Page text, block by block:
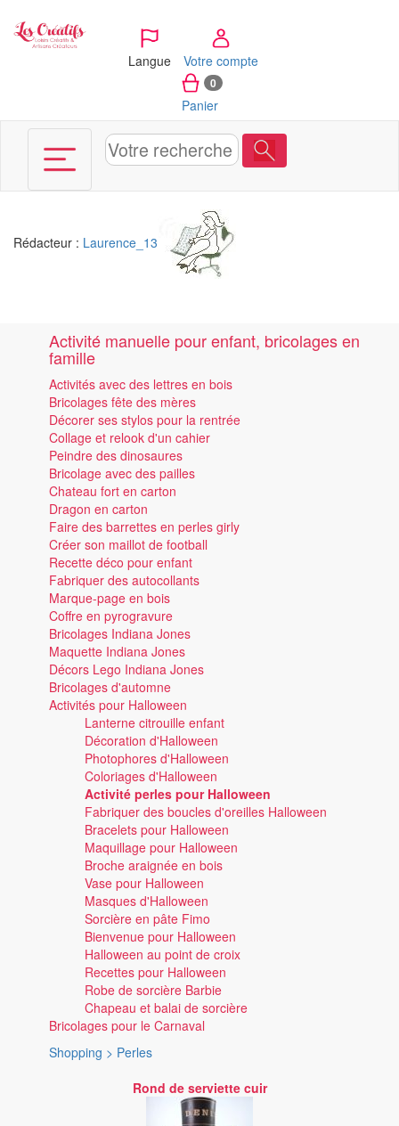
Langue Votre compte
0
Panier
Rédacteur : Laurence_13
Activité manuelle pour enfant, bricolages en
famille
Activités avec des lettres en bois
Bricolages fête des mères
Décorer ses stylos pour la rentrée
Collage et relook d'un cahier
Peindre des dinosaures
Bricolage avec des pailles
Chateau fort en carton
Dragon en carton
Faire des barrettes en perles girly
Créer son maillot de football
Recette déco pour enfant
Fabriquer des autocollants
Marque-page en bois
Coffre en pyrogravure
Bricolages Indiana Jones
Maquette Indiana Jones
Décors Lego Indiana Jones
Bricolages d'automne
Activités pour Halloween
Lanterne citrouille enfant
Décoration d'Halloween
Photophores d'Halloween
Coloriages d'Halloween
Activité perles pour Halloween
Fabriquer des boucles d'oreilles Halloween
Bracelets pour Halloween
Maquillage pour Halloween
Broche araignée en bois
Vase pour Halloween
Masques d'Halloween
Sorcière en pâte Fimo
Bienvenue pour Halloween
Halloween au point de croix
Recettes pour Halloween
Robe de sorcière Barbie
Chapeau et balai de sorcière
Bricolages pour le Carnaval
Shopping > Perles
Rond de serviette cuir